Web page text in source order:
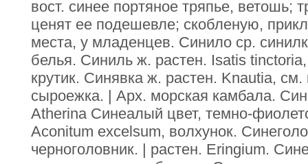
вост. синее портяное тряпье, ветошь;
ценят ее подешевле; скобленую,
места, у младенцев. Синило ср.
белья. Синиль ж. растен. Isatis
крутик. Синявка ж. растен. Knautia, см.
сыроежка. | Арх. морская камбала.
Atherina Синеалый цвет, темно-
Aconitum excelsum, волхунок.
черноголовник. | растен. Eringium.